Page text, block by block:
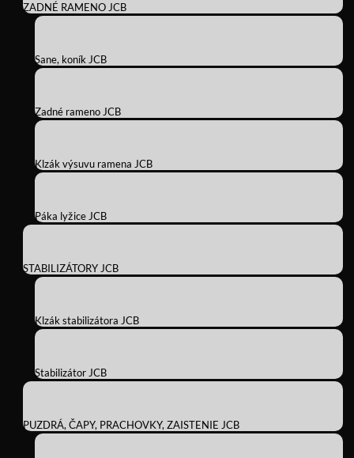
ZADNÉ RAMENO JCB
Sane, koník JCB
Zadné rameno JCB
Klzák výsuvu ramena JCB
Páka lyžice JCB
STABILIZÁTORY JCB
Klzák stabilizátora JCB
Stabilizátor JCB
PUZDRÁ, ČAPY, PRACHOVKY, ZAISTENIE JCB